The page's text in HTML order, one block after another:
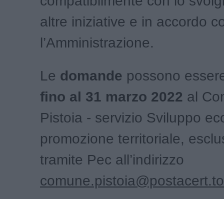
altre iniziative e in accordo
l’Amministrazione.
Le domande possono
fino al 31 marzo 2022 al
Pistoia - servizio Sviluppo
promozione territoriale,
tramite Pec all’indirizzo